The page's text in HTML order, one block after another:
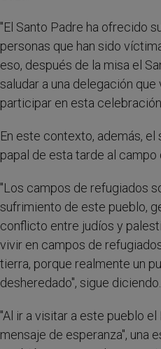
"El Santo Padre ha ofrecido
personas que han sido
eso, después de la misa el
saludar a una delegación que
participar en esta
En este contexto, además,
papal de esta tarde al campo
"Los campos de refugiados
sufrimiento de este pueblo,
conflicto entre judíos y
vivir en campos de
tierra, porque realmente un
desheredado", sigue diciendo.
"Al ir a visitar a este pueblo
mensaje de esperanza", una